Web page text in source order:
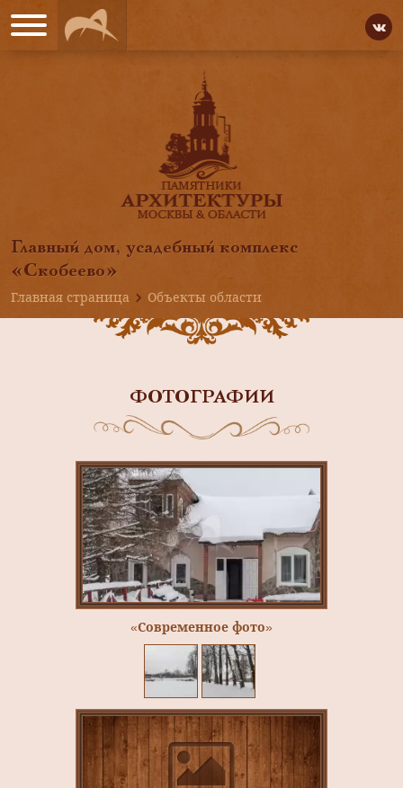
Главный дом, усадебный комплекс
«Скобеево»
Главная страница
Объекты области
ФОТОГРАФИИ
«Современное фото»